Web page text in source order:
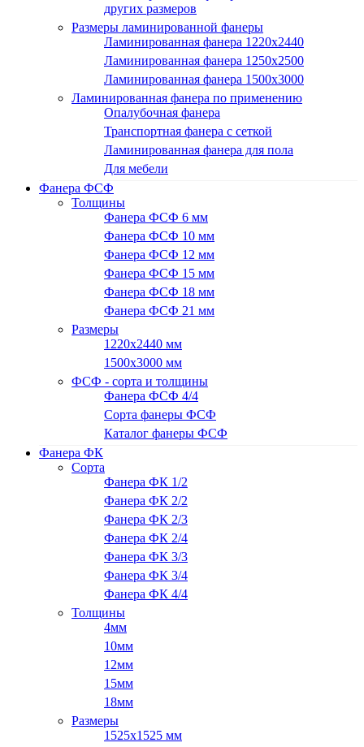
других размеров
Размеры ламинированной фанеры
Ламинированная фанера 1220x2440
Ламинированная фанера 1250х2500
Ламинированная фанера 1500x3000
Ламинированная фанера по применению
Опалубочная фанера
Транспортная фанера с сеткой
Ламинированная фанера для пола
Для мебели
Фанера ФСФ
Толщины
Фанера ФСФ 6 мм
Фанера ФСФ 10 мм
Фанера ФСФ 12 мм
Фанера ФСФ 15 мм
Фанера ФСФ 18 мм
Фанера ФСФ 21 мм
Размеры
1220х2440 мм
1500х3000 мм
ФСФ - сорта и толщины
Фанера ФСФ 4/4
Сорта фанеры ФСФ
Каталог фанеры ФСФ
Фанера ФК
Сорта
Фанера ФК 1/2
Фанера ФК 2/2
Фанера ФК 2/3
Фанера ФК 2/4
Фанера ФК 3/3
Фанера ФК 3/4
Фанера ФК 4/4
Толщины
4мм
10мм
12мм
15мм
18мм
Размеры
1525х1525 мм